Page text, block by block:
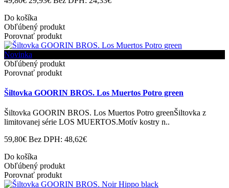
Do košíka
Obľúbený produkt
Porovnať produkt
Novinka
Obľúbený produkt
Porovnať produkt
Šiltovka GOORIN BROS. Los Muertos Potro green
Šiltovka GOORIN BROS. Los Muertos Potro greenŠiltovka z
limitovanej série LOS MUERTOS.Motív kostry n..
59,80€ Bez DPH: 48,62€
Do košíka
Obľúbený produkt
Porovnať produkt